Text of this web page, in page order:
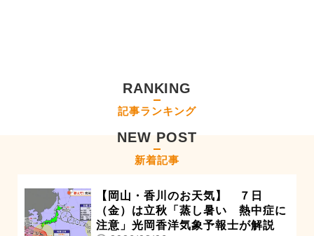
RANKING
記事ランキング
NEW POST
新着記事
【岡山・香川のお天気】 ７日
（金）は立秋「蒸し暑い 熱中症に
注意」光岡香洋気象予報士が解説